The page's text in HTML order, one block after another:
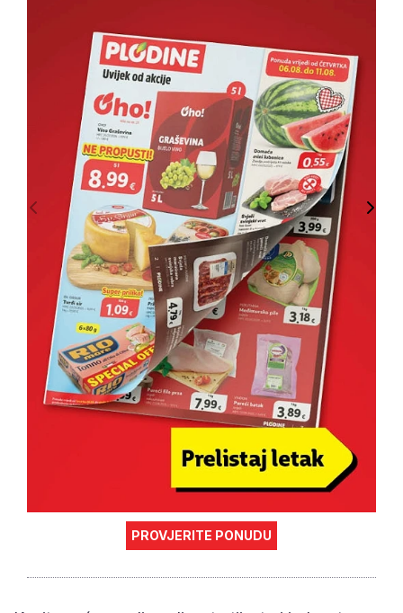
PROVJERITE PONUDU